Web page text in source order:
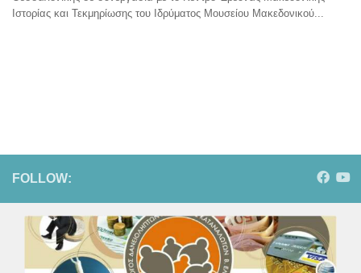
Ιστορίας και Τεκμηρίωσης του Ιδρύματος Μουσείου Μακεδονικού...
FOLLOW: